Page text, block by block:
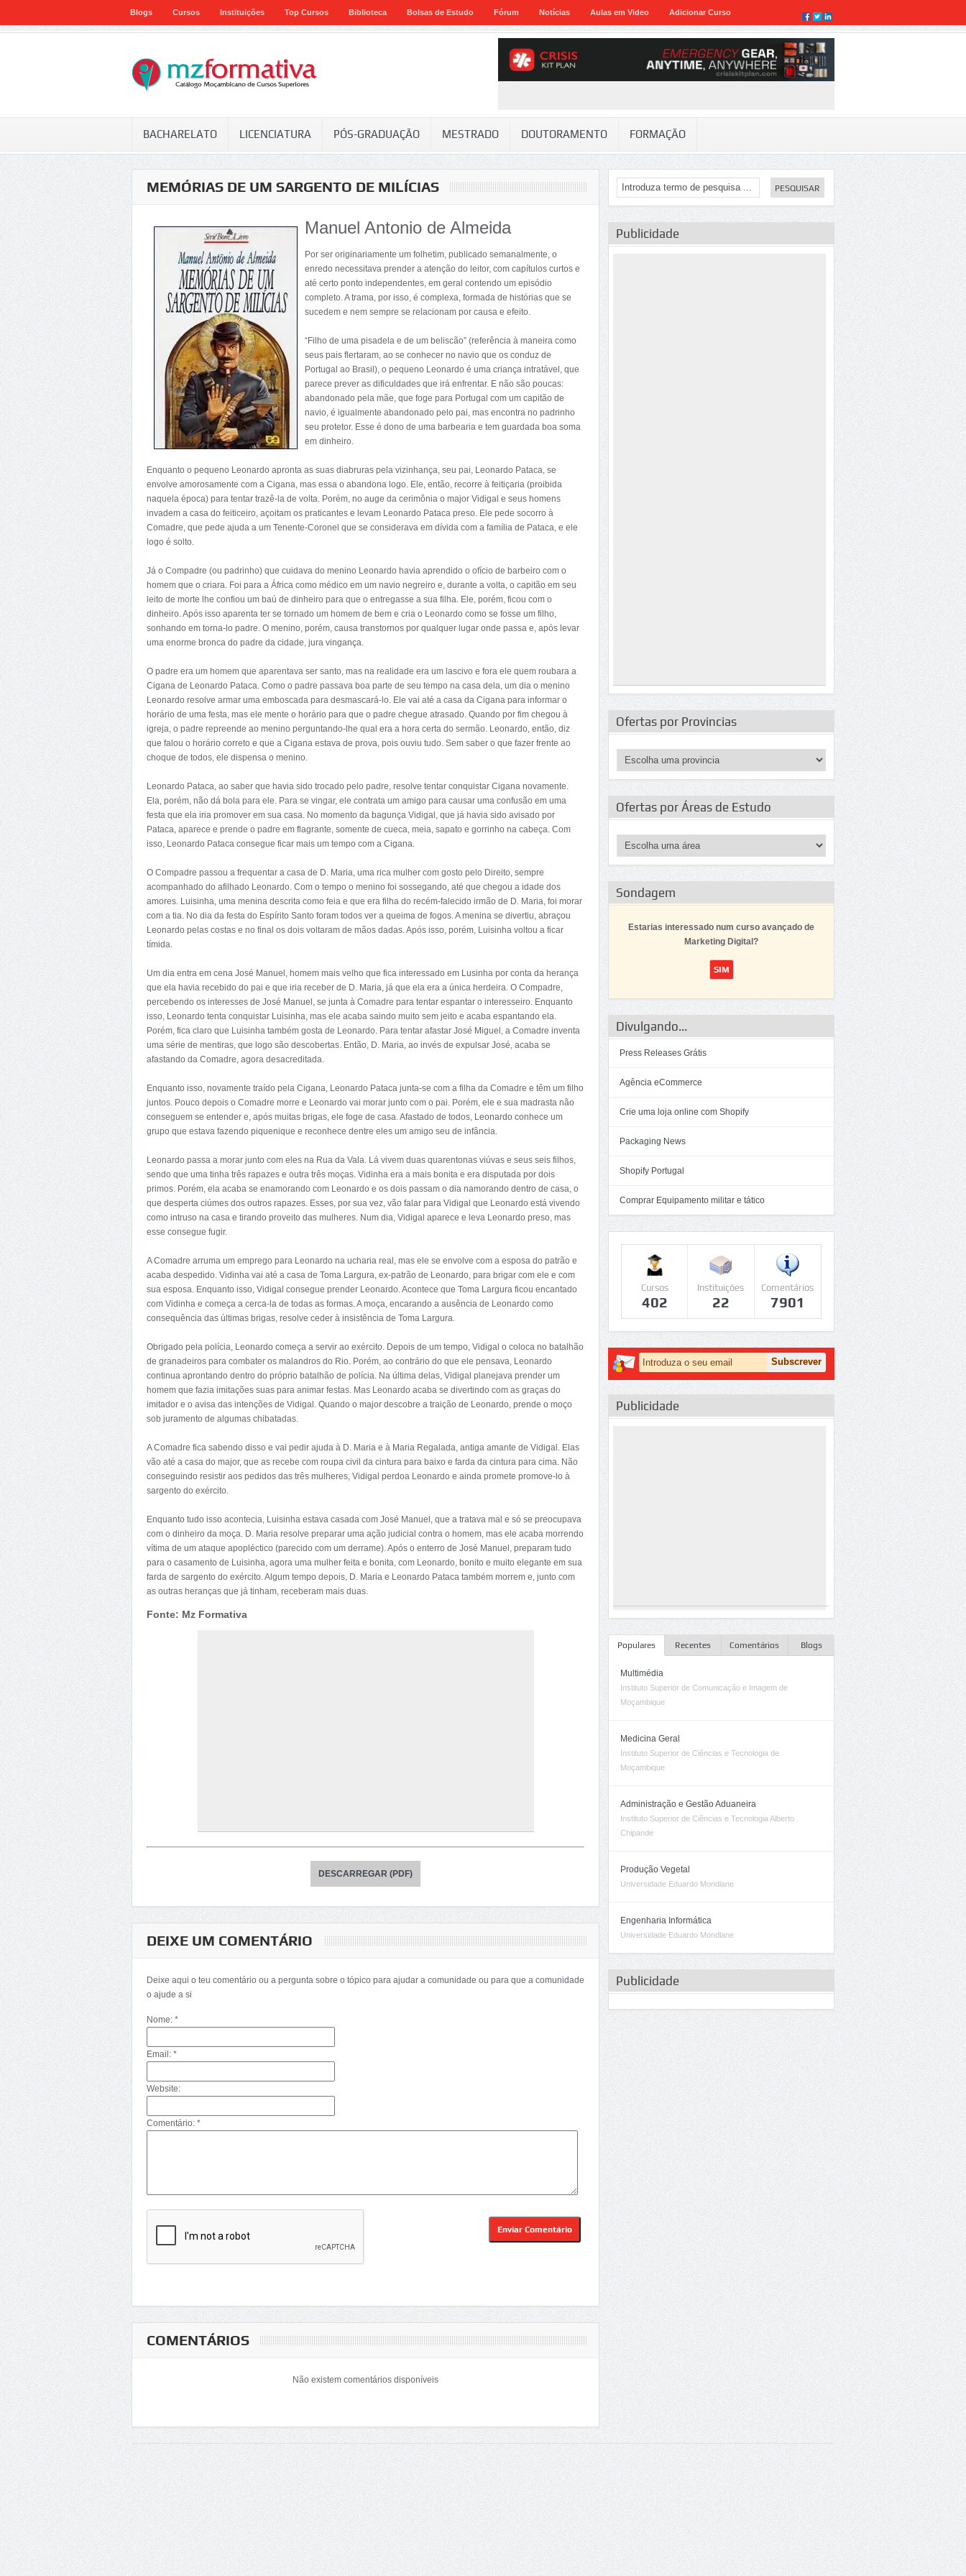
Blogs Cursos Instituições Top Cursos Biblioteca Bolsas de Estudo Fórum Notícias Aulas em Video Adicionar Curso
BACHARELATO LICENCIATURA PÓS-GRADUAÇÃO MESTRADO DOUTORAMENTO FORMAÇÃO
MEMÓRIAS DE UM SARGENTO DE MILÍCIAS
Manuel Antonio de Almeida
Por ser originariamente um folhetim, publicado semanalmente, o
enredo necessitava prender a atenção do leitor, com capítulos curtos e
até certo ponto independentes, em geral contendo um episódio
completo. A trama, por isso, é complexa, formada de histórias que se
sucedem e nem sempre se relacionam por causa e efeito.
“Filho de uma pisadela e de um beliscão” (referência à maneira como
seus pais flertaram, ao se conhecer no navio que os conduz de
Portugal ao Brasil), o pequeno Leonardo é uma criança intratável, que
parece prever as dificuldades que irá enfrentar. E não são poucas:
abandonado pela mãe, que foge para Portugal com um capitão de
navio, é igualmente abandonado pelo pai, mas encontra no padrinho
seu protetor. Esse é dono de uma barbearia e tem guardada boa soma
em dinheiro.
Enquanto o pequeno Leonardo apronta as suas diabruras pela vizinhança, seu pai, Leonardo Pataca, se
envolve amorosamente com a Cigana, mas essa o abandona logo. Ele, então, recorre à feitiçaria (proibida
naquela época) para tentar trazê-la de volta. Porém, no auge da cerimônia o major Vidigal e seus homens
invadem a casa do feiticeiro, açoitam os praticantes e levam Leonardo Pataca preso. Ele pede socorro à
Comadre, que pede ajuda a um Tenente-Coronel que se considerava em dívida com a família de Pataca, e ele
logo é solto.
Já o Compadre (ou padrinho) que cuidava do menino Leonardo havia aprendido o ofício de barbeiro com o
homem que o criara. Foi para a África como médico em um navio negreiro e, durante a volta, o capitão em seu
leito de morte lhe confiou um baú de dinheiro para que o entregasse a sua filha. Ele, porém, ficou com o
dinheiro. Após isso aparenta ter se tornado um homem de bem e cria o Leonardo como se fosse um filho,
sonhando em torna-lo padre. O menino, porém, causa transtornos por qualquer lugar onde passa e, após levar
uma enorme bronca do padre da cidade, jura vingança.
O padre era um homem que aparentava ser santo, mas na realidade era um lascivo e fora ele quem roubara a
Cigana de Leonardo Pataca. Como o padre passava boa parte de seu tempo na casa dela, um dia o menino
Leonardo resolve armar uma emboscada para desmascará-lo. Ele vai até a casa da Cigana para informar o
horário de uma festa, mas ele mente o horário para que o padre chegue atrasado. Quando por fim chegou à
igreja, o padre repreende ao menino perguntando-lhe qual era a hora certa do sermão. Leonardo, então, diz
que falou o horário correto e que a Cigana estava de prova, pois ouviu tudo. Sem saber o que fazer frente ao
choque de todos, ele dispensa o menino.
Leonardo Pataca, ao saber que havia sido trocado pelo padre, resolve tentar conquistar Cigana novamente.
Ela, porém, não dá bola para ele. Para se vingar, ele contrata um amigo para causar uma confusão em uma
festa que ela iria promover em sua casa. No momento da bagunça Vidigal, que já havia sido avisado por
Pataca, aparece e prende o padre em flagrante, somente de cueca, meia, sapato e gorrinho na cabeça. Com
isso, Leonardo Pataca consegue ficar mais um tempo com a Cigana.
O Compadre passou a frequentar a casa de D. Maria, uma rica mulher com gosto pelo Direito, sempre
acompanhado do afilhado Leonardo. Com o tempo o menino foi sossegando, até que chegou a idade dos
amores. Luisinha, uma menina descrita como feia e que era filha do recém-falecido irmão de D. Maria, foi morar
com a tia. No dia da festa do Espírito Santo foram todos ver a queima de fogos. A menina se divertiu, abraçou
Leonardo pelas costas e no final os dois voltaram de mãos dadas. Após isso, porém, Luisinha voltou a ficar
tímida.
Um dia entra em cena José Manuel, homem mais velho que fica interessado em Lusinha por conta da herança
que ela havia recebido do pai e que iria receber de D. Maria, já que ela era a única herdeira. O Compadre,
percebendo os interesses de José Manuel, se junta à Comadre para tentar espantar o interesseiro. Enquanto
isso, Leonardo tenta conquistar Luisinha, mas ele acaba saindo muito sem jeito e acaba espantando ela.
Porém, fica claro que Luisinha também gosta de Leonardo. Para tentar afastar José Miguel, a Comadre inventa
uma série de mentiras, que logo são descobertas. Então, D. Maria, ao invés de expulsar José, acaba se
afastando da Comadre, agora desacreditada.
Enquanto isso, novamente traído pela Cigana, Leonardo Pataca junta-se com a filha da Comadre e têm um filho
juntos. Pouco depois o Comadre morre e Leonardo vai morar junto com o pai. Porém, ele e sua madrasta não
conseguem se entender e, após muitas brigas, ele foge de casa. Afastado de todos, Leonardo conhece um
grupo que estava fazendo piquenique e reconhece dentre eles um amigo seu de infância.
Leonardo passa a morar junto com eles na Rua da Vala. Lá vivem duas quarentonas viúvas e seus seis filhos,
sendo que uma tinha três rapazes e outra três moças. Vidinha era a mais bonita e era disputada por dois
primos. Porém, ela acaba se enamorando com Leonardo e os dois passam o dia namorando dentro de casa, o
que desperta ciúmes dos outros rapazes. Esses, por sua vez, vão falar para Vidigal que Leonardo está vivendo
como intruso na casa e tirando proveito das mulheres. Num dia, Vidigal aparece e leva Leonardo preso, mas
esse consegue fugir.
A Comadre arruma um emprego para Leonardo na ucharia real, mas ele se envolve com a esposa do patrão e
acaba despedido. Vidinha vai até a casa de Toma Largura, ex-patrão de Leonardo, para brigar com ele e com
sua esposa. Enquanto isso, Vidigal consegue prender Leonardo. Acontece que Toma Largura ficou encantado
com Vidinha e começa a cerca-la de todas as formas. A moça, encarando a ausência de Leonardo como
consequência das últimas brigas, resolve ceder à insistência de Toma Largura.
Obrigado pela polícia, Leonardo começa a servir ao exército. Depois de um tempo, Vidigal o coloca no batalhão
de granadeiros para combater os malandros do Rio. Porém, ao contrário do que ele pensava, Leonardo
continua aprontando dentro do próprio batalhão de polícia. Na última delas, Vidigal planejava prender um
homem que fazia imitações suas para animar festas. Mas Leonardo acaba se divertindo com as graças do
imitador e o avisa das intenções de Vidigal. Quando o major descobre a traição de Leonardo, prende o moço
sob juramento de algumas chibatadas.
A Comadre fica sabendo disso e vai pedir ajuda à D. Maria e à Maria Regalada, antiga amante de Vidigal. Elas
vão até a casa do major, que as recebe com roupa civil da cintura para baixo e farda da cintura para cima. Não
conseguindo resistir aos pedidos das três mulheres, Vidigal perdoa Leonardo e ainda promete promove-lo à
sargento do exército.
Enquanto tudo isso acontecia, Luisinha estava casada com José Manuel, que a tratava mal e só se preocupava
com o dinheiro da moça. D. Maria resolve preparar uma ação judicial contra o homem, mas ele acaba morrendo
vítima de um ataque apopléctico (parecido com um derrame). Após o enterro de José Manuel, preparam tudo
para o casamento de Luisinha, agora uma mulher feita e bonita, com Leonardo, bonito e muito elegante em sua
farda de sargento do exército. Algum tempo depois, D. Maria e Leonardo Pataca também morrem e, junto com
as outras heranças que já tinham, receberam mais duas.
Fonte: Mz Formativa
DESCARREGAR (PDF)
DEIXE UM COMENTÁRIO
Deixe aqui o teu comentário ou a pergunta sobre o tópico para ajudar a comunidade ou para que a comunidade
o ajude a si
Nome: *
Email: *
Website:
Comentário: *
COMENTÁRIOS
Não existem comentários disponíveis
Publicidade
Ofertas por Provincias
Ofertas por Áreas de Estudo
Sondagem
Estarias interessado num curso avançado de
Marketing Digital?
Divulgando...
Press Releases Grátis
Agência eCommerce
Crie uma loja online com Shopify
Packaging News
Shopify Portugal
Comprar Equipamento militar e tático
Cursos
402
Instituições
22
Comentários
7901
Publicidade
Populares Recentes Comentários Blogs
Multimédia
Instituto Superior de Comunicação e Imagem de
Moçambique
Medicina Geral
Instituto Superior de Ciências e Tecnologia de
Moçambique
Administração e Gestão Aduaneira
Instituto Superior de Ciências e Tecnologia Alberto
Chipande
Produção Vegetal
Universidade Eduardo Mondlane
Engenharia Informática
Universidade Eduardo Mondlane
Publicidade